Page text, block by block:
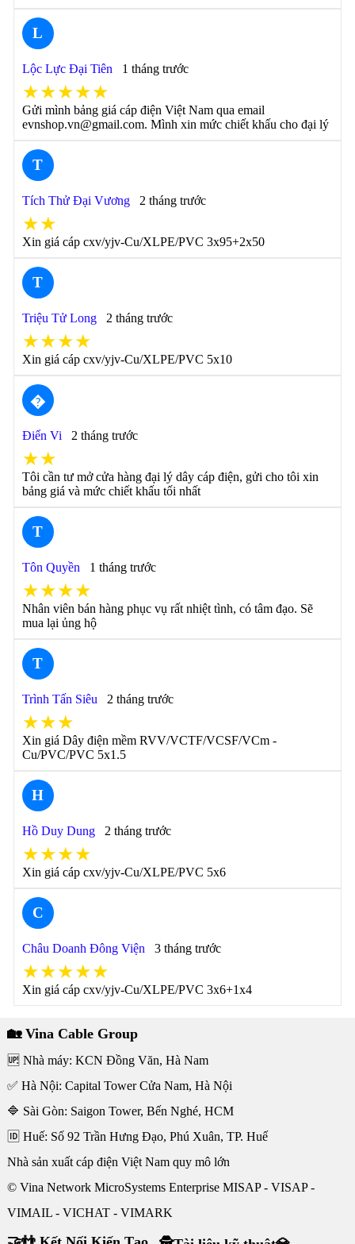
L
Lộc Lực Đại Tiên 1 tháng trước
★★★★★
Gửi mình bảng giá cáp điện Việt Nam qua email
evnshop.vn@gmail.com. Mình xin mức chiết khấu cho đại lý
T
Tích Thử Đại Vương 2 tháng trước
★★
Xin giá cáp cxv/yjv-Cu/XLPE/PVC 3x95+2x50
T
Triệu Tử Long 2 tháng trước
★★★★
Xin giá cáp cxv/yjv-Cu/XLPE/PVC 5x10
�
Điển Vi 2 tháng trước
★★
Tôi cần tư mở cửa hàng đại lý dây cáp điện, gửi cho tôi xin
bảng giá và mức chiết khấu tối nhất
T
Tôn Quyền 1 tháng trước
★★★★
Nhân viên bán hàng phục vụ rất nhiệt tình, có tâm đạo. Sẽ
mua lại ủng hộ
T
Trình Tấn Siêu 2 tháng trước
★★★
Xin giá Dây điện mềm RVV/VCTF/VCSF/VCm -
Cu/PVC/PVC 5x1.5
H
Hồ Duy Dung 2 tháng trước
★★★★
Xin giá cáp cxv/yjv-Cu/XLPE/PVC 5x6
C
Châu Doanh Đông Viện 3 tháng trước
★★★★★
Xin giá cáp cxv/yjv-Cu/XLPE/PVC 3x6+1x4
🏡 Vina Cable Group
🆙 Nhà máy: KCN Đồng Văn, Hà Nam
✅ Hà Nội: Capital Tower Cửa Nam, Hà Nội
🔷 Sài Gòn: Saigon Tower, Bến Nghé, HCM
🆔 Huế: Số 92 Trần Hưng Đạo, Phú Xuân, TP. Huế
Nhà sản xuất cáp điện Việt Nam quy mô lớn
© Vina Network MicroSystems Enterprise MISAP - VISAP -
VIMAIL - VICHAT - VIMARK